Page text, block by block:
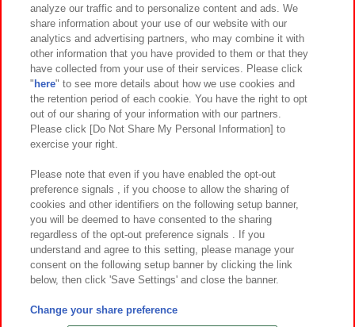
イベント・キャンペーン
関連会社 サステナビリティ サイトポリシー
プライバシーポリシー ウェブアクセシビリティ方針と検証結果
お取引先さまとともに
カスタマーハラスメント対応方針 よくあるご質問・お問い合わせ
©Bandai Namco Amusement Inc.
©Bandai Namco Amusement Lab Inc.
analyze our traffic and to personalize content and ads. We
share information about your use of our website with our
analytics and advertising partners, who may combine it with
other information that you have provided to them or that they
have collected from your use of their services. Please click
" here" to see more details about how we use cookies and
the retention period of each cookie. You have the right to opt
out of our sharing of your information with our partners.
Please click [Do Not Share My Personal Information] to
exercise your right.
Please note that even if you have enabled the opt-out
preference signals , if you choose to allow the sharing of
cookies and other identifiers on the following setup banner,
you will be deemed to have consented to the sharing
regardless of the opt-out preference signals . If you
understand and agree to this setting, please manage your
consent on the following setup banner by clicking the link
below, then click 'Save Settings' and close the banner.
Change your share preference